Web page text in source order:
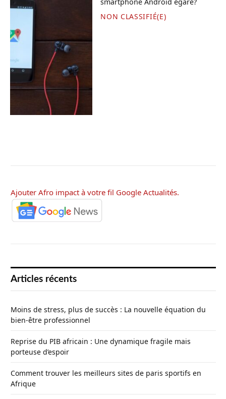
NON CLASSIFIÉ(E)
Ajouter Afro impact à votre fil Google Actualités.
Articles récents
Moins de stress, plus de succès : La nouvelle équation du
bien-être professionnel
Reprise du PIB africain : Une dynamique fragile mais
porteuse d’espoir
Comment trouver les meilleurs sites de paris sportifs en
Afrique